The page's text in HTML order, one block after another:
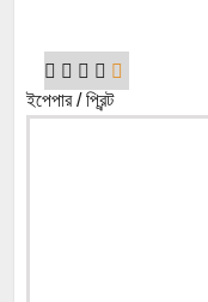
ইপেপার / প্রিন্ট